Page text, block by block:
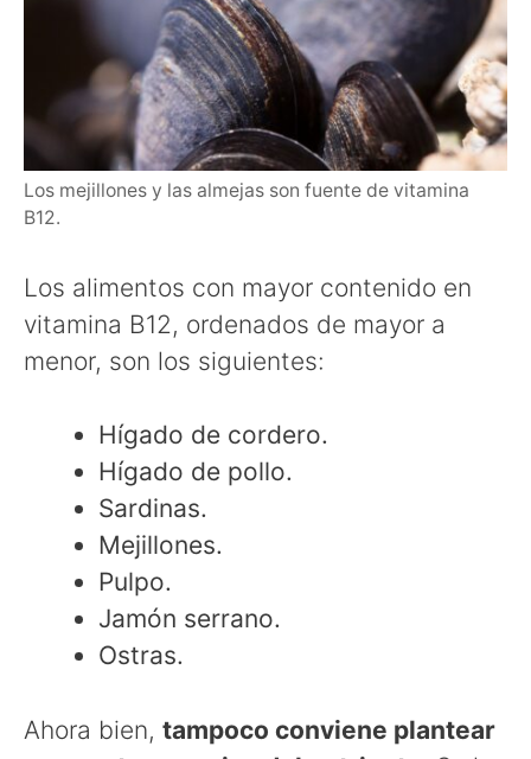
Los mejillones y las almejas son fuente de vitamina
B12.
Los alimentos con mayor contenido en
vitamina B12, ordenados de mayor a
menor, son los siguientes:
Hígado de cordero.
Hígado de pollo.
Sardinas.
Mejillones.
Pulpo.
Jamón serrano.
Ostras.
Ahora bien, tampoco conviene plantear